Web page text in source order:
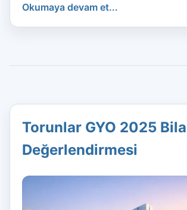
Okumaya devam et...
Torunlar GYO 2025
Değerlendirmesi